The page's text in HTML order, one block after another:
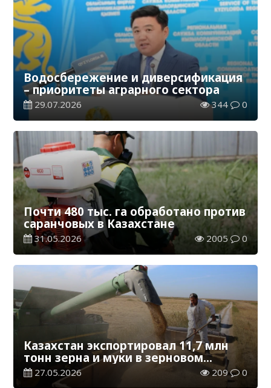
Водосбережение и диверсификация
– приоритеты аграрного сектора
29.07.2026 344 0
Почти 480 тыс. га обработано против
саранчовых в Казахстане
31.05.2026 2005 0
Казахстан экспортировал 11,7 млн
тонн зерна и муки в зерновом
эквиваленте
27.05.2026 209 0